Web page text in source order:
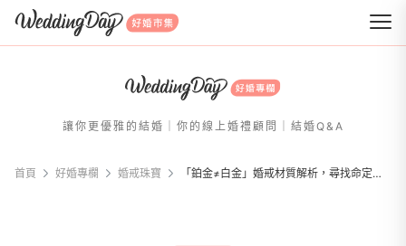
WeddingDay 好婚市集
讓你更優雅的結婚｜你的線上婚禮顧問｜結婚Q&A
首頁 好婚專欄 婚戒珠寶 「鉑金≠白金」婚戒材質解析，尋找命定婚戒看這篇！20款婚戒推薦